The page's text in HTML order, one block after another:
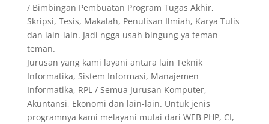
/ Bimbingan Pembuatan Program Tugas Akhir,
Skripsi, Tesis, Makalah, Penulisan Ilmiah, Karya Tulis
dan lain-lain. Jadi ngga usah bingung ya teman-
teman.
Jurusan yang kami layani antara lain Teknik
Informatika, Sistem Informasi, Manajemen
Informatika, RPL / Semua Jurusan Komputer,
Akuntansi, Ekonomi dan lain-lain. Untuk jenis
programnya kami melayani mulai dari WEB PHP, CI,